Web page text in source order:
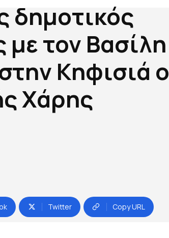
δημοτικός
τον Βασίλη
Κηφισιά ο
Χάρης
Twitter Copy URL